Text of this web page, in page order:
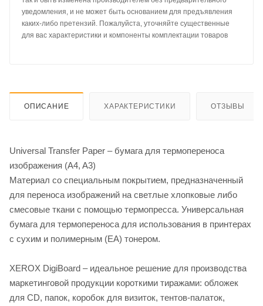
уведомления, и не может быть основанием для предъявления
каких-либо претензий. Пожалуйста, уточняйте существенные
для вас характеристики и компоненты комплектации товаров
ОПИСАНИЕ ХАРАКТЕРИСТИКИ ОТЗЫВЫ
Universal Transfer Paper – бумага для термопереноса
изображения (A4, A3)
Материал со специальным покрытием, предназначенный
для переноса изображений на светлые хлопковые либо
смесовые ткани с помощью термопресса. Универсальная
бумага для термопереноса для использования в принтерах
с сухим и полимерным (ЕА) тонером.
XEROX DigiBoard – идеальное решение для производства
маркетинговой продукции короткими тиражами: обложек
для CD, папок, коробок для визиток, тентов-палаток,